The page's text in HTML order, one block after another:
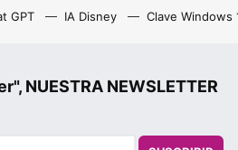
GPT IA Disney Clave Windows
NUESTRA NEWSLETTER